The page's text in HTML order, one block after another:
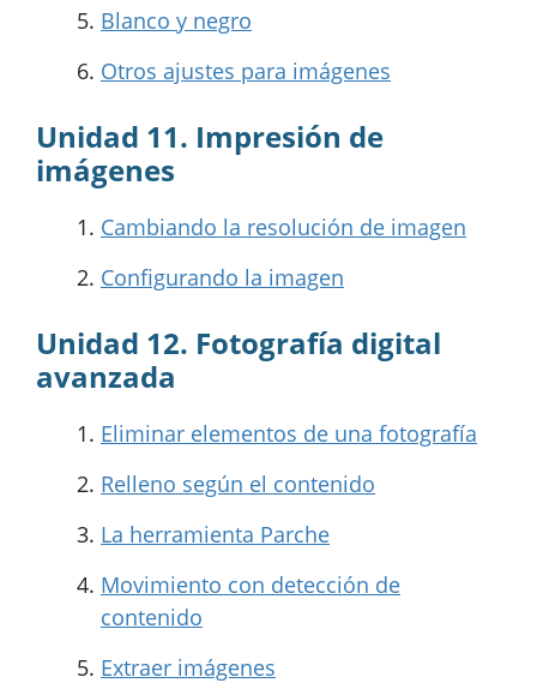
Blanco y negro
Otros ajustes para imágenes
Unidad 11. Impresión de
imágenes
Cambiando la resolución de imagen
Configurando la imagen
Unidad 12. Fotografía digital
avanzada
Eliminar elementos de una fotografía
Relleno según el contenido
La herramienta Parche
Movimiento con detección de
contenido
Extraer imágenes